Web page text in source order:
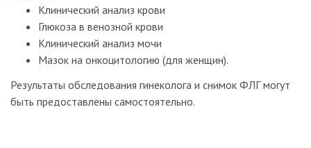
Клинический анализ крови
Глюкоза в венозной крови
Клинический анализ мочи
Мазок на онкоцитологию (для женщин).
Результаты обследования гинеколога и снимок ФЛГ могут
быть предоставлены самостоятельно.